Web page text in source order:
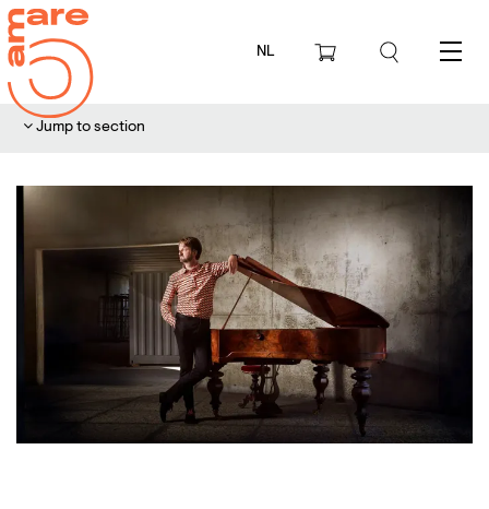
NL Menu
Jump to section